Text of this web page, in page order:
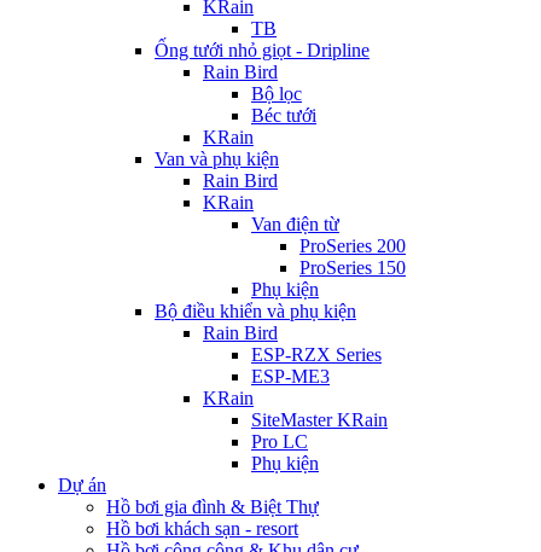
KRain
TB
Ống tưới nhỏ giọt - Dripline
Rain Bird
Bộ lọc
Béc tưới
KRain
Van và phụ kiện
Rain Bird
KRain
Van điện từ
ProSeries 200
ProSeries 150
Phụ kiện
Bộ điều khiển và phụ kiện
Rain Bird
ESP-RZX Series
ESP-ME3
KRain
SiteMaster KRain
Pro LC
Phụ kiện
Dự án
Hồ bơi gia đình & Biệt Thự
Hồ bơi khách sạn - resort